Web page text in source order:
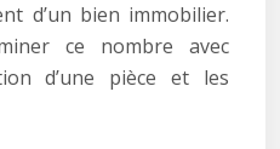
d’un bien immobilier.
ce nombre avec
d’une pièce et les